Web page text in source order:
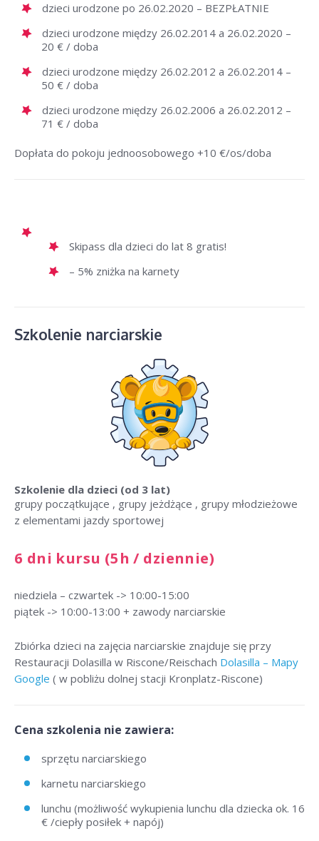
dzieci urodzone po 26.02.2020 – BEZPŁATNIE
dzieci urodzone między 26.02.2014 a 26.02.2020 –
20 € / doba
dzieci urodzone między 26.02.2012 a 26.02.2014 –
50 € / doba
dzieci urodzone między 26.02.2006 a 26.02.2012 –
71 € / doba
Dopłata do pokoju jednoosobowego +10 €/os/doba
Skipass dla dzieci do lat 8 gratis!
– 5% zniżka na karnety
Szkolenie narciarskie
Szkolenie dla dzieci (od 3 lat)
grupy początkujące , grupy jeżdżące , grupy młodzieżowe
z elementami jazdy sportowej
6 dni kursu (5h / dziennie)
niedziela – czwartek -> 10:00-15:00
piątek -> 10:00-13:00 + zawody narciarskie
Zbiórka dzieci na zajęcia narciarskie znajduje się przy
Restauracji Dolasilla w Riscone/Reischach Dolasilla – Mapy
Google ( w pobliżu dolnej stacji Kronplatz-Riscone)
Cena szkolenia nie zawiera:
sprzętu narciarskiego
karnetu narciarskiego
lunchu (możliwość wykupienia lunchu dla dziecka ok. 16
€ /ciepły posiłek + napój)